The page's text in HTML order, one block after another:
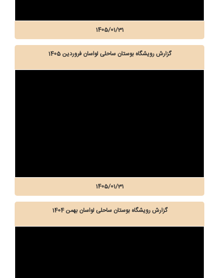
1405/01/31
گزارش رویشگاه بوستان ساحلی لواسان فروردین 1405
1405/01/31
گزارش رویشگاه بوستان ساحلی لواسان بهمن 1404